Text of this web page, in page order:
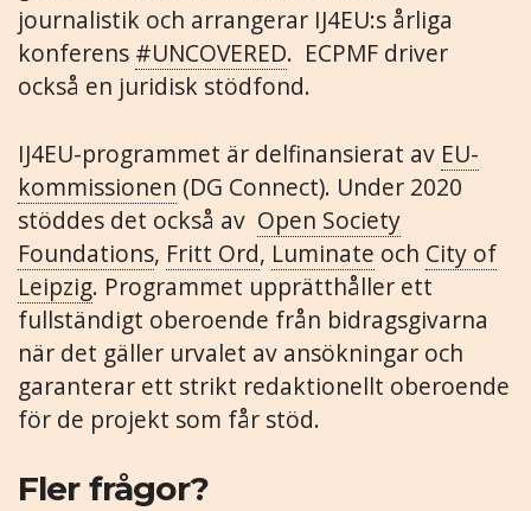
journalistik och arrangerar IJ4EU:s årliga
konferens #UNCOVERED. ECPMF driver
också en juridisk stödfond.
IJ4EU-programmet är delfinansierat av EU-
kommissionen (DG Connect). Under 2020
stöddes det också av Open Society
Foundations, Fritt Ord, Luminate och City of
Leipzig. Programmet upprätthåller ett
fullständigt oberoende från bidragsgivarna
när det gäller urvalet av ansökningar och
garanterar ett strikt redaktionellt oberoende
för de projekt som får stöd.
Fler frågor?